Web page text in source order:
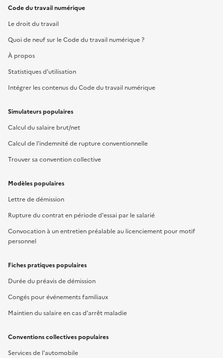
Code du travail numérique
Le droit du travail
Quoi de neuf sur le Code du travail numérique ?
À propos
Statistiques d'utilisation
Intégrer les contenus du Code du travail numérique
Simulateurs populaires
Calcul du salaire brut/net
Calcul de l'indemnité de rupture conventionnelle
Trouver sa convention collective
Modèles populaires
Lettre de démission
Rupture du contrat en période d'essai par le salarié
Convocation à un entretien préalable au licenciement pour motif
personnel
Fiches pratiques populaires
Durée du préavis de démission
Congés pour événements familiaux
Maintien du salaire en cas d'arrêt maladie
Conventions collectives populaires
Services de l'automobile